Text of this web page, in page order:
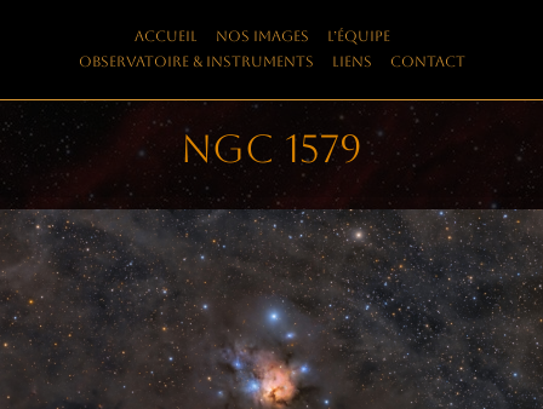
Accueil Nos images
L’équipe
Observatoire & instruments
Liens Contact
NGC 1579